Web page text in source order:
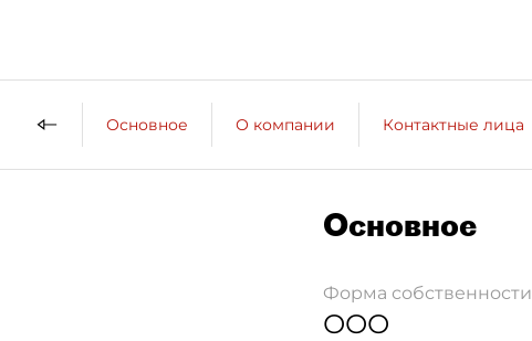
Основное О компании Контактные лица
Основное
Форма собственности
ООО